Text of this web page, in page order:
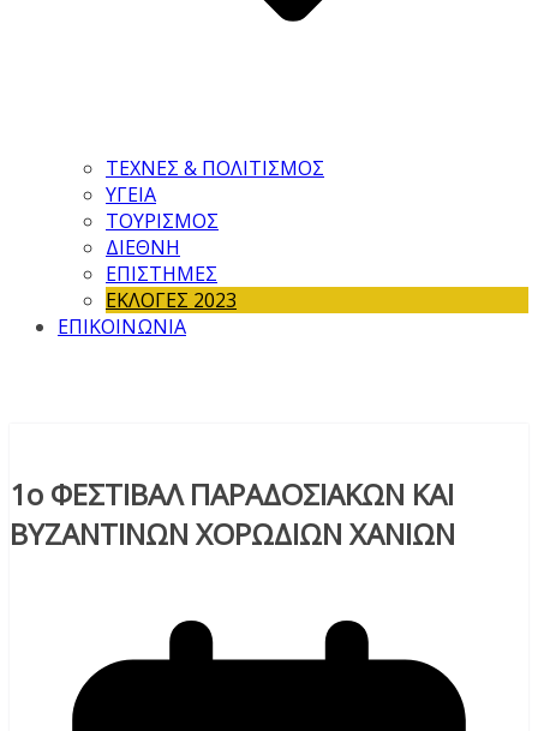
ΤΕΧΝΕΣ & ΠΟΛΙΤΙΣΜΟΣ
ΥΓΕΙΑ
ΤΟΥΡΙΣΜΟΣ
ΔΙΕΘΝΗ
ΕΠΙΣΤΗΜΕΣ
ΕΚΛΟΓΕΣ 2023
ΕΠΙΚΟΙΝΩΝΙΑ
1ο ΦΕΣΤΙΒΑΛ ΠΑΡΑΔΟΣΙΑΚΩΝ ΚΑΙ
ΒΥΖΑΝΤΙΝΩΝ ΧΟΡΩΔΙΩΝ ΧΑΝΙΩΝ